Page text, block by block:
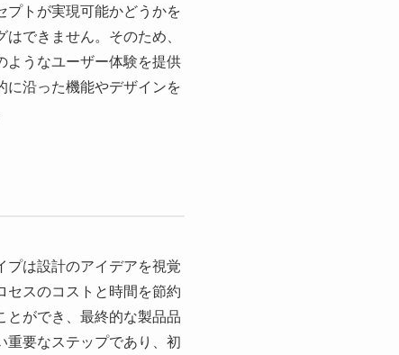
プトが実現可能かどうかを
できません。そのため、
ようなユーザー体験を提供
に沿った機能やデザインを
プは設計のアイデアを視覚
セスのコストと時間を節約
とができ、最終的な製品品
重要なステップであり、初